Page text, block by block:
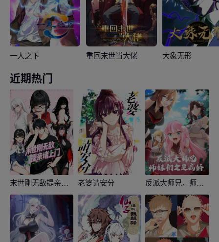
一人之下 重回末世当大佬 大象无形
近期热门
末世刚无敌提亲堵上门 老婆请安分 反派大师兄，师妹们全是病娇